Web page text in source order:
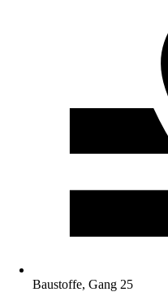
Baustoffe, Gang 25